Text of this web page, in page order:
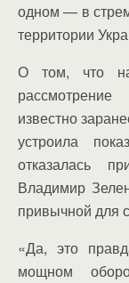
одном — в
территории
О том, что
известно
устроила
отказалась
Владимир
привычной для
«Да, это
мощном